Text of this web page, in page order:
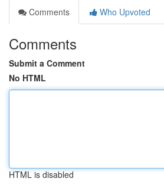
Comments
Who Upvoted
Comments
Submit a Comment
No HTML
HTML is disabled